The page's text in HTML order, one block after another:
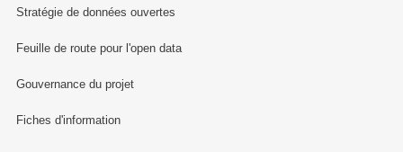
Stratégie de données ouvertes
Feuille de route pour l'open data
Gouvernance du projet
Fiches d'information